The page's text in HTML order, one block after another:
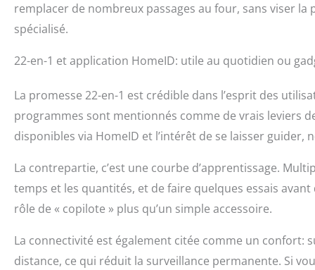
remplacer de nombreux passages au four, sans viser la
spécialisé.
22-en-1 et application HomeID: utile au quotidien ou
La promesse 22-en-1 est crédible dans l’esprit des
programmes sont mentionnés comme de vrais leviers
disponibles via HomeID et l’intérêt de se laisser
La contrepartie, c’est une courbe d’apprentissage.
temps et les quantités, et de faire quelques essais
rôle de « copilote » plus qu’un simple accessoire.
La connectivité est également citée comme un confort:
distance, ce qui réduit la surveillance permanente. Si